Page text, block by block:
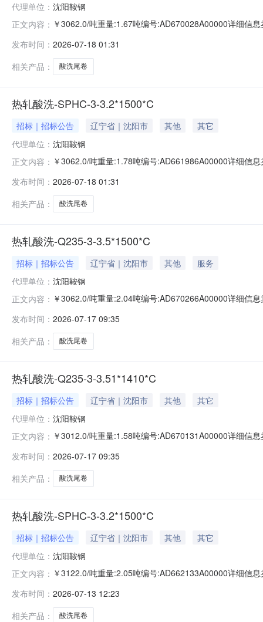
代理单位： 沈阳鞍钢
正文内容： ￥3062.0/吨重量:1.67吨编号:AD670028A00000详细信
产线名称:冷轧1#线锌层重量代码描述:上表面锌层重量
发布时间： 2026-07-18 01:31
相关产品：
酸洗尾卷
热轧酸洗-SPHC-3-3.2*1500*C
招标｜招标公告 辽宁省｜沈阳市 其他
其它
代理单位： 沈阳鞍钢
正文内容： ￥3062.0/吨重量:1.78吨编号:AD661986A00000详细信
求产线名称:冷轧1#线锌层重量代码描述:上表面锌层重量
发布时间： 2026-07-18 01:31
相关产品：
酸洗尾卷
热轧酸洗-Q235-3-3.5*1500*C
招标｜招标公告 辽宁省｜沈阳市 其他
服务
代理单位： 沈阳鞍钢
正文内容： ￥3062.0/吨重量:2.04吨编号:AD670266A00000详细信
产线名称:冷轧1#线锌层重量代码描述:上表面锌层重量
发布时间： 2026-07-17 09:35
相关产品：
酸洗尾卷
热轧酸洗-Q235-3-3.51*1410*C
招标｜招标公告 辽宁省｜沈阳市 其他
其它
代理单位： 沈阳鞍钢
正文内容： ￥3012.0/吨重量:1.58吨编号:AD670131A00000详细信
求产线名称:冷轧1#线锌层重量代码描述:上表面锌层重量
发布时间： 2026-07-17 09:35
相关产品：
酸洗尾卷
热轧酸洗-SPHC-3-3.2*1500*C
招标｜招标公告 辽宁省｜沈阳市 其他
其它
代理单位： 沈阳鞍钢
正文内容： ￥3122.0/吨重量:2.05吨编号:AD662133A00000详细信
求产线名称:冷轧1#线锌层重量代码描述:上表面锌层重量
发布时间： 2026-07-13 12:23
相关产品：
酸洗尾卷